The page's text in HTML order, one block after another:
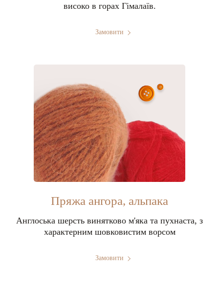
високо в горах Гімалаїв.
Замовити
Пряжа ангора, альпака
Англоська шерсть винятково м'яка та пухнаста, з
характерним шовковистим ворсом
Замовити